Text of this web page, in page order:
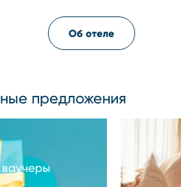
Об отеле
предложения